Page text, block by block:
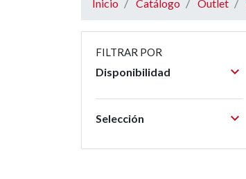
Inicio Catálogo Outlet
FILTRAR POR
Disponibilidad 
Selección 